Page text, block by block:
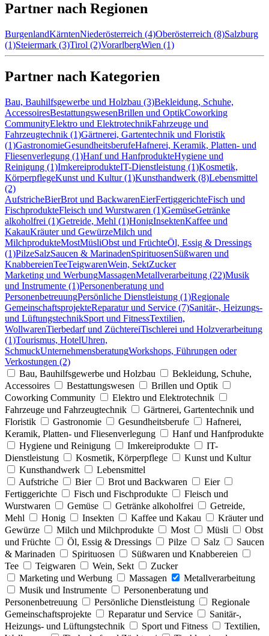
Partner nach Regionen
BurgenlandKärntenNiederösterreich (4)Oberösterreich (8)Salzburg
(1)Steiermark (3)Tirol (2)VorarlbergWien (1)
Partner nach Kategorien
Bau, Bauhilfsgewerbe und Holzbau (3)Bekleidung, Schuhe,
AccessoiresBestattungswesenBrillen und OptikCoworking
CommunityElektro und ElektrotechnikFahrzeuge und
Fahrzeugtechnik (1)Gärtnerei, Gartentechnik und Floristik
(1)GastronomieGesundheitsberufeHafnerei, Keramik, Platten- und
Fliesenverlegung (1)Hanf und HanfprodukteHygiene und
Reinigung (1)ImkereiprodukteIT-Dienstleistung (1)Kosmetik,
KörperpflegeKunst und Kultur (1)Kunsthandwerk (8)Lebensmittel
(2)
AufstricheBierBrot und BackwarenEierFertiggerichteFisch und
FischprodukteFleisch und Wurstwaren (1)GemüseGetränke
alkoholfrei (1)Getreide, Mehl (1)HonigInsektenKaffee und
KakauKräuter und GewürzeMilch und
MilchprodukteMostMüsliObst und FrüchteÖl, Essig & Dressings
(1)PilzeSalzSaucen & MarinadenSpirituosenSüßwaren und
KnabbereienTeeTeigwarenWein, SektZucker
Marketing und WerbungMassagenMetallverarbeitung (22)Musik
und Instrumente (1)Personenberatung und
PersonenbetreuungPersönliche Dienstleistung (1)Regionale
GemeinschaftsprojekteReparatur und Service (7)Sanitär-, Heizungs-
und LüftungstechnikSport und FitnessTextilien,
WollwarenTierbedarf und ZüchtereiTischlerei und Holzverarbeitung
(1)Tourismus, HotelUhren,
SchmuckUnternehmensberatungWorkshops, Führungen oder
Verkostungen (2)
Bau, Bauhilfsgewerbe und Holzbau
Bekleidung, Schuhe,
Accessoires
Bestattungswesen
Brillen und Optik
Coworking Community
Elektro und Elektrotechnik
Fahrzeuge und Fahrzeugtechnik
Gärtnerei, Gartentechnik und
Floristik
Gastronomie Gesundheitsberufe
Hafnerei,
Keramik, Platten- und Fliesenverlegung
Hanf und Hanfprodukte
Hygiene und Reinigung
Imkereiprodukte
IT-
Dienstleistung
Kosmetik, Körperpflege
Kunst und Kultur
Kunsthandwerk
Lebensmittel
Aufstriche
Bier Brot und Backwaren
Eier
Fertiggerichte
Fisch und Fischprodukte
Fleisch und
Wurstwaren
Gemüse Getränke alkoholfrei
Getreide,
Mehl
Honig Insekten Kaffee und Kakau
Kräuter und
Gewürze
Milch und Milchprodukte Most Müsli
Obst
und Früchte
Öl, Essig & Dressings Pilze Salz
Saucen
& Marinaden
Spirituosen
Süßwaren und Knabbereien
Tee
Teigwaren Wein, Sekt
Zucker
Marketing und Werbung
Massagen
Metallverarbeitung
Musik und Instrumente
Personenberatung und
Personenbetreuung
Persönliche Dienstleistung
Regionale
Gemeinschaftsprojekte
Reparatur und Service
Sanitär-,
Heizungs- und Lüftungstechnik
Sport und Fitness
Textilien,